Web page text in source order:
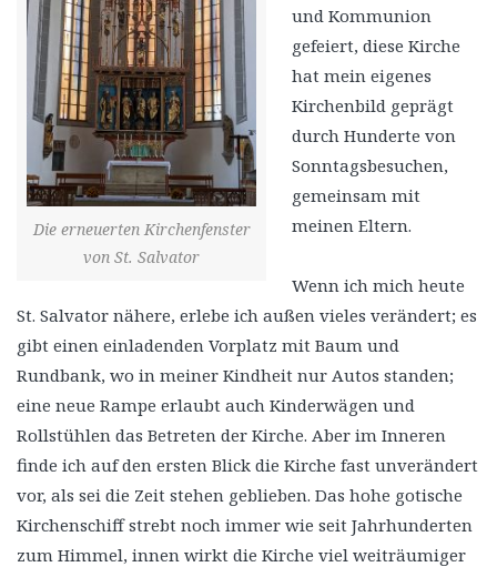
Die erneuerten Kirchenfenster
von St. Salvator
und Kommunion
gefeiert, diese Kirche
hat mein eigenes
Kirchenbild geprägt
durch Hunderte von
Sonntagsbesuchen,
gemeinsam mit
meinen Eltern.
Wenn ich mich heute
St. Salvator nähere, erlebe ich außen vieles verändert; es
gibt einen einladenden Vorplatz mit Baum und
Rundbank, wo in meiner Kindheit nur Autos standen;
eine neue Rampe erlaubt auch Kinderwägen und
Rollstühlen das Betreten der Kirche. Aber im Inneren
finde ich auf den ersten Blick die Kirche fast unverändert
vor, als sei die Zeit stehen geblieben. Das hohe gotische
Kirchenschiff strebt noch immer wie seit Jahrhunderten
zum Himmel, innen wirkt die Kirche viel weiträumiger